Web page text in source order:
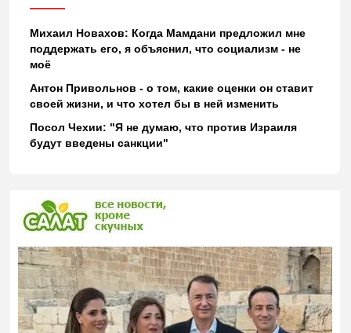
Михаил Новахов: Когда Мамдани предложил мне
поддержать его, я объяснил, что социализм - не
моё
Антон Привольнов - о том, какие оценки он ставит
своей жизни, и что хотел бы в ней изменить
Посол Чехии: "Я не думаю, что против Израиля
будут введены санкции"